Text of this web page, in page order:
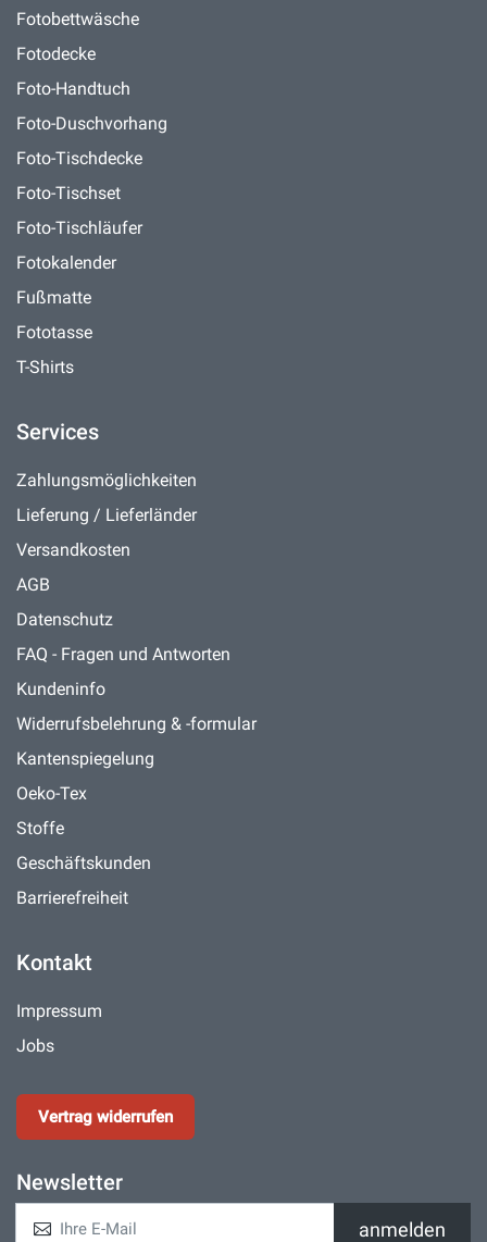
Fotobettwäsche
Fotodecke
Foto-Handtuch
Foto-Duschvorhang
Foto-Tischdecke
Foto-Tischset
Foto-Tischläufer
Fotokalender
Fußmatte
Fototasse
T-Shirts
Services
Zahlungsmöglichkeiten
Lieferung / Lieferländer
Versandkosten
AGB
Datenschutz
FAQ - Fragen und Antworten
Kundeninfo
Widerrufsbelehrung & -formular
Kantenspiegelung
Oeko-Tex
Stoffe
Geschäftskunden
Barrierefreiheit
Kontakt
Impressum
Jobs
Vertrag widerrufen
Newsletter
anmelden